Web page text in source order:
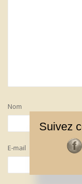
Nom
E-mail
Suivez